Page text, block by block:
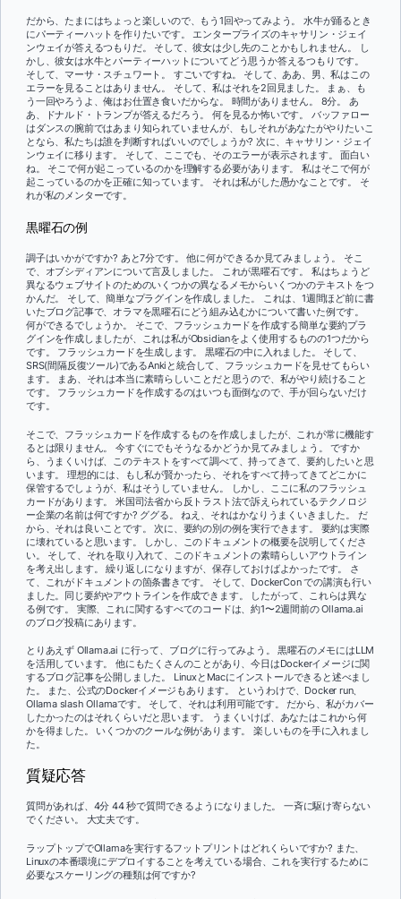
だから、たまにはちょっと楽しいので、もう1回やってみよう。 水牛が踊るとき
にパーティーハットを作りたいです。 エンタープライズのキャサリン・ジェイ
ンウェイが答えるつもりだ。 そして、彼女は少し先のことかもしれません。 し
かし、彼女は水牛とパーティーハットについてどう思うか答えるつもりです。
そして、マーサ・スチュワート。 すごいですね。 そして、ああ、男、私はこの
エラーを見ることはありません。 そして、私はそれを2回見ました。 まぁ、も
う一回やろうよ、俺はお仕置き食いだからな。 時間がありません。 8分。 あ
あ、ドナルド・トランプが答えるだろう。 何を見るか怖いです。 バッファロー
はダンスの腕前ではあまり知られていませんが、もしそれがあなたがやりたいこ
となら、私たちは誰を判断すればいいのでしょうか? 次に、キャサリン・ジェイ
ンウェイに移ります。 そして、ここでも、そのエラーが表示されます。 面白い
ね。 そこで何が起こっているのかを理解する必要があります。 私はそこで何が
起こっているのかを正確に知っています。 それは私がした愚かなことです。 そ
れが私のメンターです。
黒曜石の例
調子はいかがですか? あと7分です。 他に何ができるか見てみましょう。 そこ
で、オブシディアンについて言及しました。 これが黒曜石です。 私はちょうど
異なるウェブサイトのためのいくつかの異なるメモからいくつかのテキストをつ
かんだ。 そして、簡単なプラグインを作成しました。 これは、1週間ほど前に書
いたブログ記事で、オラマを黒曜石にどう組み込むかについて書いた例です。
何ができるでしょうか。 そこで、フラッシュカードを作成する簡単な要約プラ
グインを作成しましたが、これは私がObsidianをよく使用するものの1つだから
です。 フラッシュカードを生成します。 黒曜石の中に入れました。 そして、
SRS(間隔反復ツール)であるAnkiと統合して、フラッシュカードを見せてもらい
ます。 まあ、それは本当に素晴らしいことだと思うので、私がやり続けること
です。 フラッシュカードを作成するのはいつも面倒なので、手が回らないだけ
です。
そこで、フラッシュカードを作成するものを作成しましたが、これが常に機能す
るとは限りません。 今すぐにでもそうなるかどうか見てみましょう。 ですか
ら、うまくいけば、このテキストをすべて調べて、持ってきて、要約したいと思
います。 理想的には、もし私が賢かったら、それをすべて持ってきてどこかに
保管するでしょうが、私はそうしていません。 しかし、ここに私のフラッシュ
カードがあります。 米国司法省から反トラスト法で訴えられているテクノロジ
ー企業の名前は何ですか? ググる。 ねえ、それはかなりうまくいきました。 だ
から、それは良いことです。 次に、要約の別の例を実行できます。 要約は実際
に壊れていると思います。 しかし、このドキュメントの概要を説明してくださ
い。 そして、それを取り入れて、このドキュメントの素晴らしいアウトライン
を考え出します。 繰り返しになりますが、保存しておけばよかったです。 さ
て、これがドキュメントの箇条書きです。 そして、DockerCon での講演も行い
ました。同じ要約やアウトラインを作成できます。 したがって、これらは異な
る例です。 実際、これに関するすべてのコードは、約1〜2週間前の Ollama.ai
のブログ投稿にあります。
とりあえず Ollama.ai に行って、ブログに行ってみよう。 黒曜石のメモにはLLM
を活用しています。 他にもたくさんのことがあり、今日はDockerイメージに関
するブログ記事を公開しました。 LinuxとMacにインストールできると述べまし
た。 また、公式のDockerイメージもあります。 というわけで、Docker run、
Ollama slash Ollamaです。 そして、それは利用可能です。 だから、私がカバー
したかったのはそれくらいだと思います。 うまくいけば、あなたはこれから何
かを得ました。 いくつかのクールな例があります。 楽しいものを手に入れまし
た。
質疑応答
質問があれば、4分 44 秒で質問できるようになりました。 一斉に駆け寄らない
でください。 大丈夫です。
ラップトップでOllamaを実行するフットプリントはどれくらいですか? また、
Linuxの本番環境にデプロイすることを考えている場合、これを実行するために
必要なスケーリングの種類は何ですか?